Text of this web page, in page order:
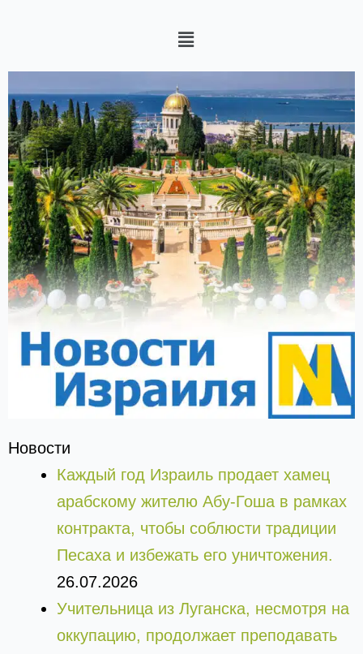
Меню
Новости
Каждый год Израиль продает хамец
арабскому жителю Абу-Гоша в рамках
контракта, чтобы соблюсти традиции
Песаха и избежать его уничтожения.
26.07.2026
Учительница из Луганска, несмотря на
оккупацию, продолжает преподавать